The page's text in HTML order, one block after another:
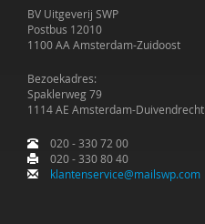
BV Uitgeverij SWP
Postbus 12010
1100 AA Amsterdam-Zuidoost
Bezoekadres:
Spaklerweg 79
1114 AE Amsterdam-Duivendrecht
020 - 330 72 00
020 - 330 80 40
klantenservice@mailswp.com